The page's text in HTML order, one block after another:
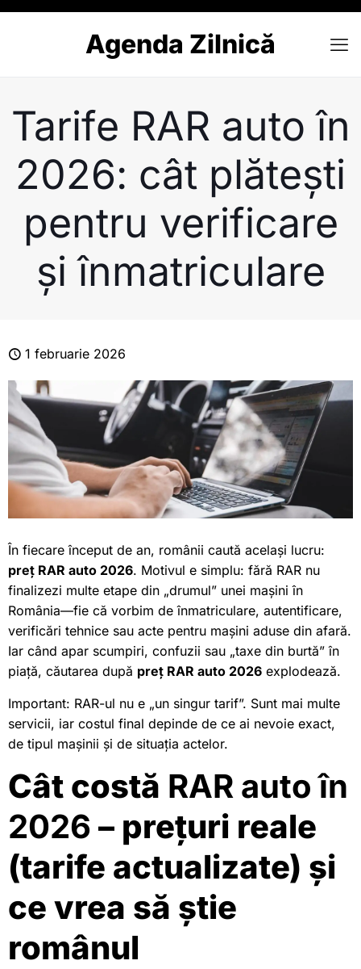
Agenda Zilnică
Tarife RAR auto în
2026: cât plătești
pentru verificare
și înmatriculare
1 februarie 2026
În fiecare început de an, românii caută același lucru:
preț RAR auto 2026. Motivul e simplu: fără RAR nu
finalizezi multe etape din „drumul” unei mașini în
România—fie că vorbim de înmatriculare, autentificare,
verificări tehnice sau acte pentru mașini aduse din afară.
Iar când apar scumpiri, confuzii sau „taxe din burtă” în
piață, căutarea după preț RAR auto 2026 explodează.
Important: RAR-ul nu e „un singur tarif”. Sunt mai multe
servicii, iar costul final depinde de ce ai nevoie exact,
de tipul mașinii și de situația actelor.
Cât costă RAR auto în
2026 – prețuri reale
(tarife actualizate) și
ce vrea să știe
românul